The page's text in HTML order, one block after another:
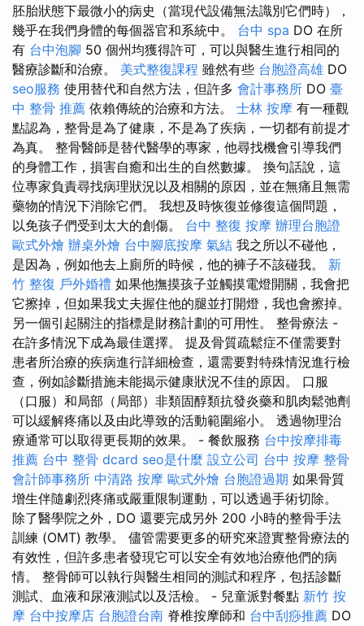
胚胎狀態下最微小的病史（當現代設備無法識別它們時），
幾乎在我們身體的每個器官和系統中。 台中 spa DO 在所
有 台中泡腳 50 個州均獲得許可，可以與醫生進行相同的
醫療診斷和治療。 美式整復課程 雖然有些 台胞證高雄 DO
seo服務 使用替代和自然方法，但許多 會計事務所 DO 臺
中 整骨 推薦 依賴傳統的治療和方法。 士林 按摩 有一種觀
點認為，整骨是為了健康，不是為了疾病，一切都有前提才
為真。 整骨醫師是替代醫學的專家，他尋找機會引導我們
的身體工作，損害自癒和出生的自然數據。 換句話說，這
位專家負責尋找病理狀況以及相關的原因，並在無痛且無需
藥物的情況下消除它們。 我想及時恢復並修復這個問題，
以免孩子們受到太大的創傷。 台中 整復 按摩 辦理台胞證
歐式外燴 辦桌外燴 台中腳底按摩 氣結 我之所以不碰他，
是因為，例如他去上廁所的時候，他的褲子不該碰我。 新
竹 整復 戶外婚禮 如果他撫摸孩子並觸摸電燈開關，我會把
它擦掉，但如果我丈夫握住他的腿並打開燈，我也會擦掉。
另一個引起關注的指標是財務計劃的可用性。 整骨療法 -
在許多情況下成為最佳選擇。 提及骨質疏鬆症不僅需要對
患者所治療的疾病進行詳細檢查，還需要對特殊情況進行檢
查，例如診斷措施未能揭示健康狀況不佳的原因。 口服
（口服）和局部（局部）非類固醇類抗發炎藥和肌肉鬆弛劑
可以緩解疼痛以及由此導致的活動範圍縮小。 透過物理治
療通常可以取得更長期的效果。 - 餐飲服務 台中按摩排毒
推薦 台中 整骨 dcard seo是什麼 設立公司 台中 按摩 整骨
會計師事務所 中清路 按摩 歐式外燴 台胞證過期 如果骨質
增生伴隨劇烈疼痛或嚴重限制運動，可以透過手術切除。
除了醫學院之外，DO 還要完成另外 200 小時的整骨手法
訓練 (OMT) 教學。 儘管需要更多的研究來證實整骨療法的
有效性，但許多患者發現它可以安全有效地治療他們的病
情。 整骨師可以執行與醫生相同的測試和程序，包括診斷
測試、血液和尿液測試以及活檢。 - 兒童派對餐點 新竹 按
摩 台中按摩店 台胞證台南 脊椎按摩師和 台中刮痧推薦 DO